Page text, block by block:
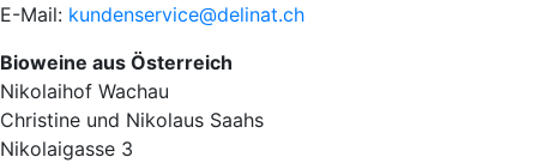
E-Mail: kundenservice@delinat.ch
Bioweine aus Österreich
Nikolaihof Wachau
Christine und Nikolaus Saahs
Nikolaigasse 3